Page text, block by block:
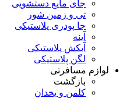
جای مایع دستشویی
تی و زمین شور
جا پودری پلاستیکی
آینه
آبکش پلاستیکی
لگن پلاستیکی
لوازم مسافرتی
بازگشت
کلمن و یخدان